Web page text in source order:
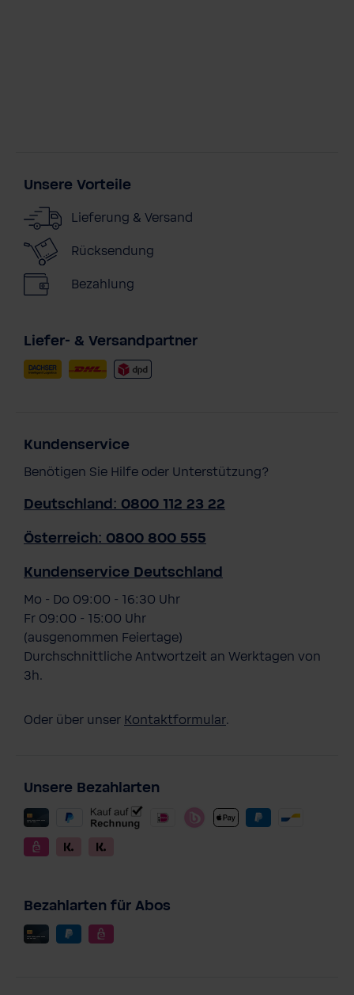
Unsere Vorteile
Lieferung & Versand
Rücksendung
Bezahlung
Liefer- & Versandpartner
Kundenservice
Benötigen Sie Hilfe oder Unterstützung?
Deutschland: 0800 112 23 22
Österreich: 0800 800 555
Kundenservice Deutschland
Mo - Do 09:00 - 16:30 Uhr
Fr 09:00 - 15:00 Uhr
(ausgenommen Feiertage)
Durchschnittliche Antwortzeit an Werktagen von
3h.
Oder über unser Kontaktformular.
Unsere Bezahlarten
Bezahlarten für Abos